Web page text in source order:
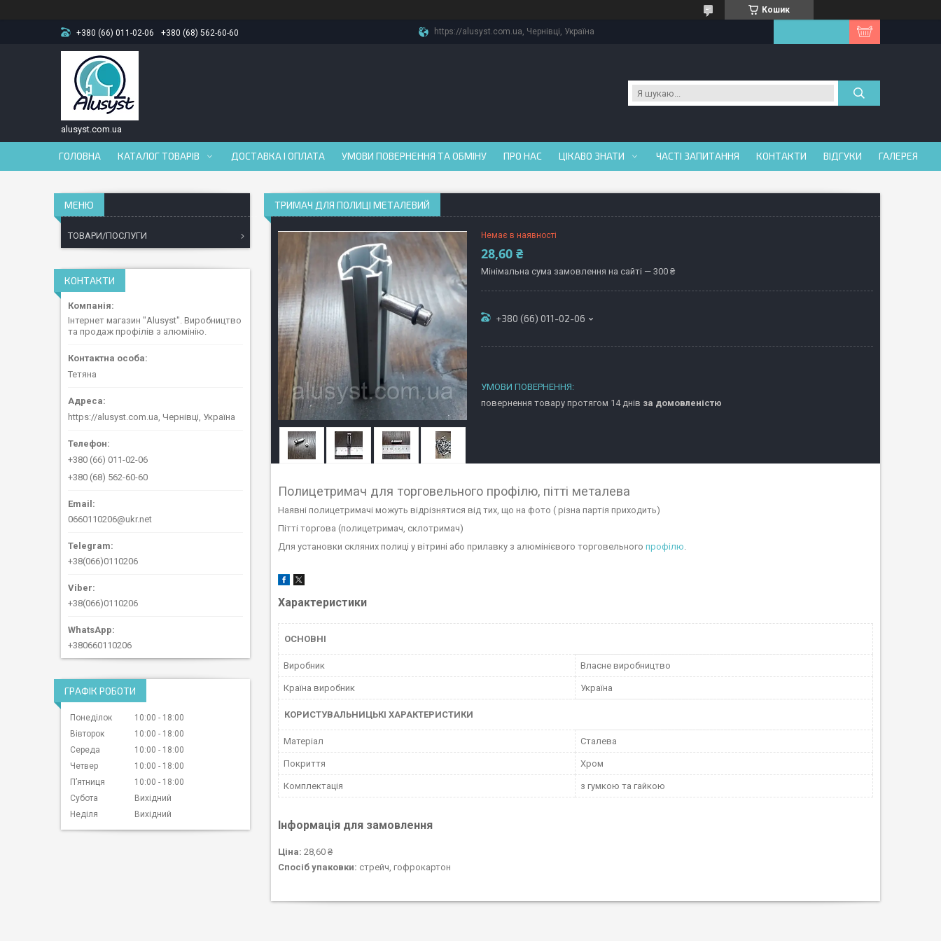
Кошик
+380 (66) 011-02-06 +380 (68) 562-60-60 https://alusyst.com.ua, Чернівці, Україна
alusyst.com.ua
ГОЛОВНА КАТАЛОГ ТОВАРІВ ДОСТАВКА І ОПЛАТА УМОВИ ПОВЕРНЕННЯ ТА ОБМІНУ ПРО НАС ЦІКАВО ЗНАТИ ЧАСТІ ЗАПИТАННЯ КОНТАКТИ ВІДГУКИ ГАЛЕРЕЯ
ТРИМАЧ ДЛЯ ПОЛИЦІ МЕТАЛЕВИЙ
Немає в наявності
28,60 ₴
Мінімальна сума замовлення на сайті — 300 ₴
+380 (66) 011-02-06
повернення товару протягом 14 днів за домовленістю
Полицетримач для торговельного профілю, пітті металева
Наявні полицетримачі можуть відрізнятися від тих, що на фото ( різна партія приходить)
Пітті торгова (полицетримач, склотримач)
Для установки скляних полиці у вітрині або прилавку з алюмінієвого торговельного профілю.
Характеристики
ОСНОВНІ
Виробник Власне виробництво
Країна виробник Україна
КОРИСТУВАЛЬНИЦЬКІ ХАРАКТЕРИСТИКИ
Матеріал Сталева
Покриття Хром
Комплектація з гумкою та гайкою
Інформація для замовлення
Ціна: 28,60 ₴
Спосіб упаковки: стрейч, гофрокартон
ТОВАРИ/ПОСЛУГИ
КОНТАКТИ
Інтернет магазин "Alusyst". Виробництво
та продаж профілів з алюмінію.
Тетяна
https://alusyst.com.ua, Чернівці, Україна
+380 (66) 011-02-06
+380 (68) 562-60-60
0660110206@ukr.net
+38(066)0110206
+38(066)0110206
+380660110206
ГРАФІК РОБОТИ
Понеділок 10:00
18:00
Вівторок
10:00
18:00
Середа
10:00
18:00
Четвер
10:00
18:00
Пʼятниця
10:00
18:00
Субота
Вихідний
Неділя
Вихідний